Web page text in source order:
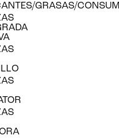
GRASAS/